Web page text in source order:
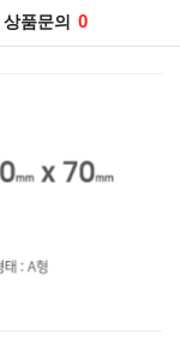
상품문의 0